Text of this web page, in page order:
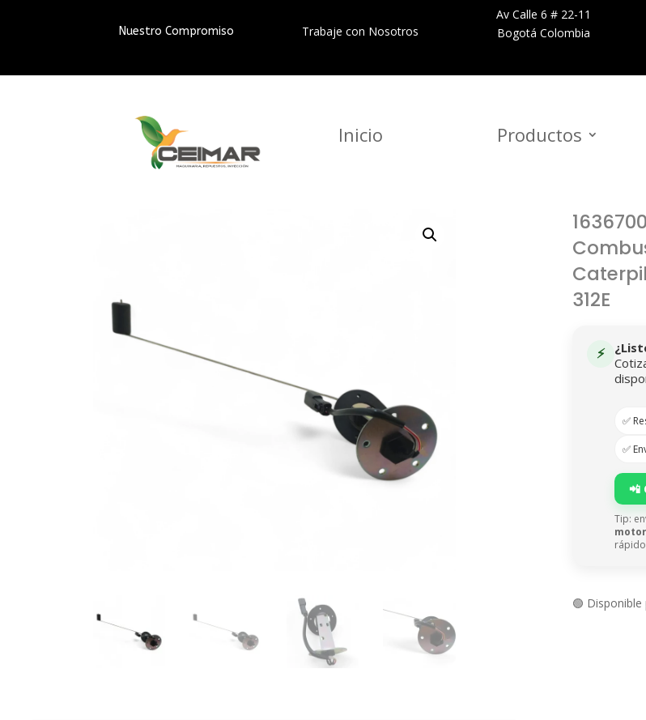
Nuestro Compromiso Trabaje con Nosotros
Av Calle 6 # 22-11
Bogotá Colombia
Inicio Productos
312E
⚡
✅
✅
📲
Tip:
motor
🟢